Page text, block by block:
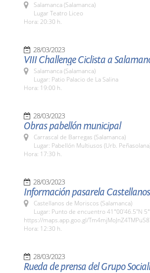
Salamanca (Salamanca)
Lugar Teatro Liceo
Hora: 20:30 h.
28/03/2023
VIII Challenge Ciclista a
Salamanca (Salamanca)
Lugar: Patio Palacio de La Salina
Hora: 19:00 h.
28/03/2023
Obras pabellón municipal
Carrascal de Barregas (Salamanca)
Lugar: Pabellón Multiusos (Urb.
Hora: 17:30 h.
28/03/2023
Información pasarela
Castellanos de Moriscos (Salamanca)
Lugar: Punto de encuentro 41°00'46.5"N
https://maps.app.goo.gl/
Hora: 12:30 h.
28/03/2023
Rueda de prensa del Grupo